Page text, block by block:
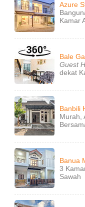
Azure
Kamar
Bale
Guest
dekat
Banbili
Murah,
Banua
3
Sawah